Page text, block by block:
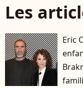
Les
Eric